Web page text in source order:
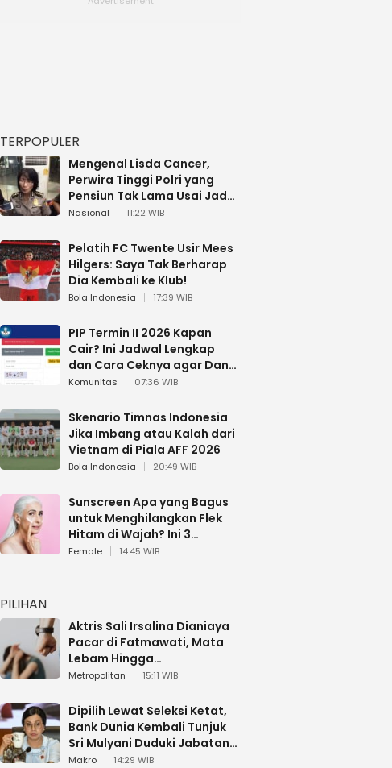
TERPOPULER
Mengenal Lisda Cancer,
Perwira Tinggi Polri yang
Pensiun Tak Lama Usai Jadi
Brigjen
Nasional 11:22 WIB
Pelatih FC Twente Usir Mees
Hilgers: Saya Tak Berharap
Dia Kembali ke Klub!
Bola Indonesia 17:39 WIB
PIP Termin II 2026 Kapan
Cair? Ini Jadwal Lengkap
dan Cara Ceknya agar Dana
Tidak Hangus!
Komunitas 07:36 WIB
Skenario Timnas Indonesia
Jika Imbang atau Kalah dari
Vietnam di Piala AFF 2026
Bola Indonesia 20:49 WIB
Sunscreen Apa yang Bagus
untuk Menghilangkan Flek
Hitam di Wajah? Ini 3
Rekomendasi sesuai Review
Female 14:45 WIB
PILIHAN
Aktris Sali Irsalina Dianiaya
Pacar di Fatmawati, Mata
Lebam Hingga
Diselamatkan Polantas
Metropolitan 15:11 WIB
Dipilih Lewat Seleksi Ketat,
Bank Dunia Kembali Tunjuk
Sri Mulyani Duduki Jabatan
Strategis
Makro 14:29 WIB